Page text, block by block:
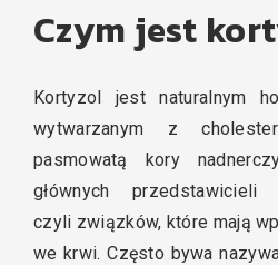
Czym jest
Kortyzol jest naturalnym
wytwarzanym z
pasmowatą kory
głównych przedstawicieli
czyli związków, które mają
we krwi. Często bywa